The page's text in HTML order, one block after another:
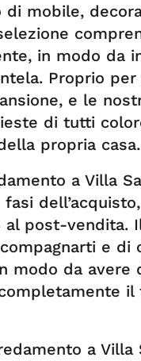
di mobile,
in modo da
Proprio
e le
di tutti
propria casa.
a Villa
al post-vendita.
e di
modo da avere
a Villa